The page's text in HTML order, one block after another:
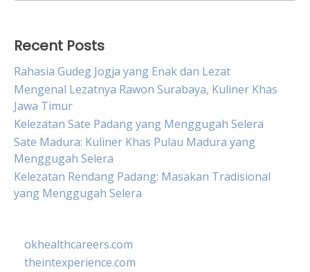
Recent Posts
Rahasia Gudeg Jogja yang Enak dan Lezat
Mengenal Lezatnya Rawon Surabaya, Kuliner Khas
Jawa Timur
Kelezatan Sate Padang yang Menggugah Selera
Sate Madura: Kuliner Khas Pulau Madura yang
Menggugah Selera
Kelezatan Rendang Padang: Masakan Tradisional
yang Menggugah Selera
okhealthcareers.com
theintexperience.com